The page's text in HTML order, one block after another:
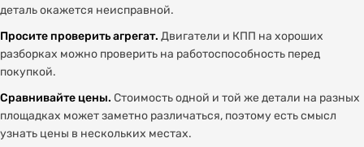
деталь окажется неисправной.
Просите проверить агрегат. Двигатели и КПП на хороших
разборках можно проверить на работоспособность перед
покупкой.
Сравнивайте цены. Стоимость одной и той же детали на разных
площадках может заметно различаться, поэтому есть смысл
узнать цены в нескольких местах.